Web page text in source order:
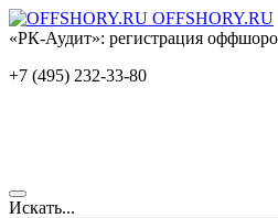
OFFSHORY.RU
«РК-Аудит»: регистрация
+7 (495) 232-33-80
Искать...